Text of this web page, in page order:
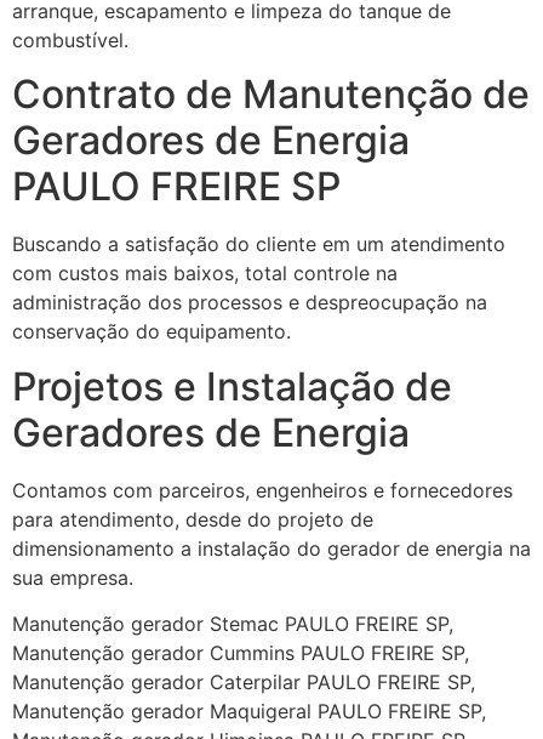
arranque, escapamento e limpeza do tanque de
combustível.
Contrato de Manutenção de
Geradores de Energia
PAULO FREIRE SP
Buscando a satisfação do cliente em um atendimento
com custos mais baixos, total controle na
administração dos processos e despreocupação na
conservação do equipamento.
Projetos e Instalação de
Geradores de Energia
Contamos com parceiros, engenheiros e fornecedores
para atendimento, desde do projeto de
dimensionamento a instalação do gerador de energia na
sua empresa.
Manutenção gerador Stemac PAULO FREIRE SP,
Manutenção gerador Cummins PAULO FREIRE SP,
Manutenção gerador Caterpilar PAULO FREIRE SP,
Manutenção gerador Maquigeral PAULO FREIRE SP,